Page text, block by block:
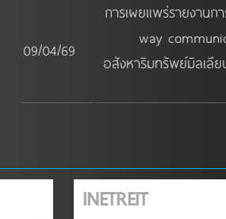
09/04/69
การเผยแพร่รายงาน
way
อสังหาริมทรัพย์มิลเลี
INETREIT